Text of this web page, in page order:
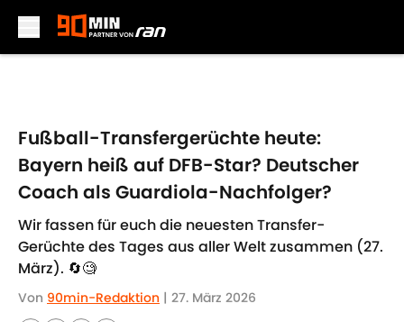
Fußball-Transfergerüchte heute:
Bayern heiß auf DFB-Star? Deutscher
Coach als Guardiola-Nachfolger?
Wir fassen für euch die neuesten Transfer-
Gerüchte des Tages aus aller Welt zusammen (27.
März). 🔄🧐
Von 90min-Redaktion | 27. März 2026